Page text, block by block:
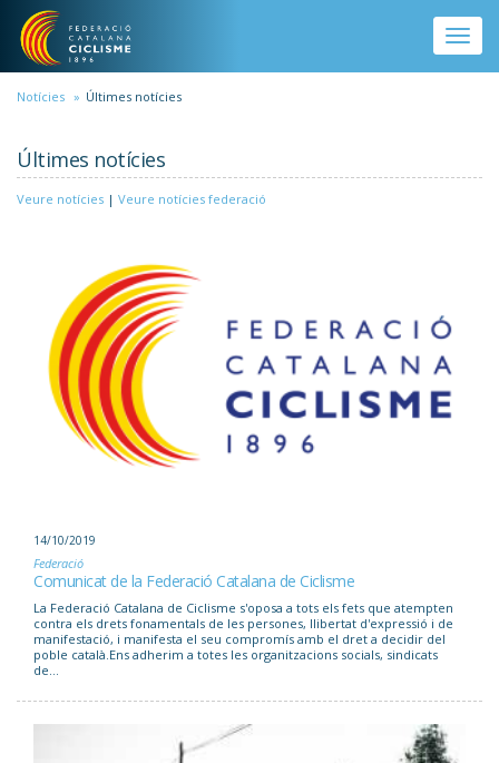
Vés al contingut
Toggle
Notícies Últimes notícies
Últimes notícies
Veure notícies | Veure notícies federació
14/10/2019
Federació
Comunicat de la Federació Catalana de Ciclisme
La Federació Catalana de Ciclisme s'oposa a tots els fets que atempten
contra els drets fonamentals de les persones, llibertat d'expressió i de
manifestació, i manifesta el seu compromís amb el dret a decidir del
poble català.Ens adherim a totes les organitzacions socials, sindicats
de...